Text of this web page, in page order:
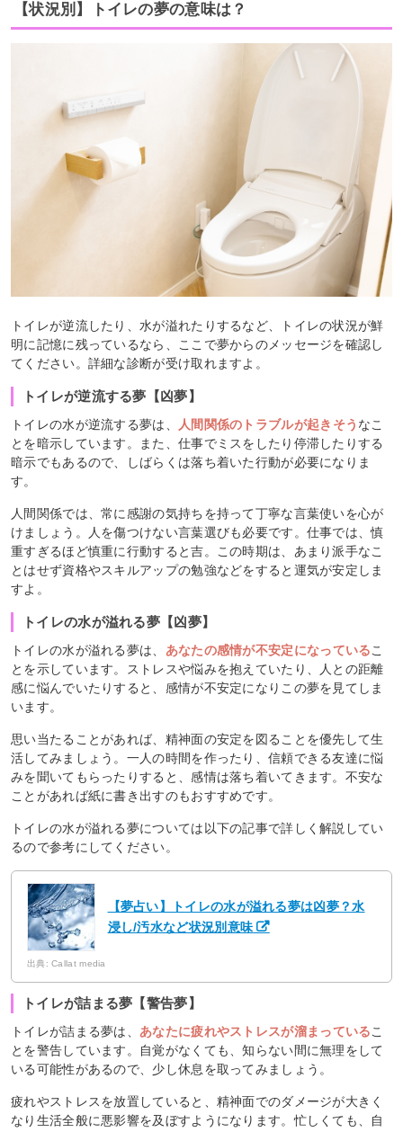
【状況別】トイレの夢の意味は？
トイレが逆流したり、水が溢れたりするなど、トイレの状況が鮮
明に記憶に残っているなら、ここで夢からのメッセージを確認し
てください。詳細な診断が受け取れますよ。
トイレが逆流する夢【凶夢】
トイレの水が逆流する夢は、 人間関係のトラブルが起きそう なこ
とを暗示しています。また、仕事でミスをしたり停滞したりする
暗示でもあるので、しばらくは落ち着いた行動が必要になりま
す。
人間関係では、常に感謝の気持ちを持って丁寧な言葉使いを心が
けましょう。人を傷つけない言葉選びも必要です。仕事では、慎
重すぎるほど慎重に行動すると吉。この時期は、あまり派手なこ
とはせず資格やスキルアップの勉強などをすると運気が安定しま
すよ。
トイレの水が溢れる夢【凶夢】
トイレの水が溢れる夢は、 あなたの感情が不安定になっているこ
とを示しています。ストレスや悩みを抱えていたり、人との距離
感に悩んでいたりすると、感情が不安定になりこの夢を見てしま
います。
思い当たることがあれば、精神面の安定を図ることを優先して生
活してみましょう。一人の時間を作ったり、信頼できる友達に悩
みを聞いてもらったりすると、感情は落ち着いてきます。不安な
ことがあれば紙に書き出すのもおすすめです。
トイレの水が溢れる夢については以下の記事で詳しく解説してい
るので参考にしてください。
【夢占い】トイレの水が溢れる夢は凶夢？水
浸し/汚水など状況別意味
出典: Callat media
トイレが詰まる夢【警告夢】
トイレが詰まる夢は、 あなたに疲れやストレスが溜まっているこ
とを警告しています。自覚がなくても、知らない間に無理をして
いる可能性があるので、少し休息を取ってみましょう。
疲れやストレスを放置していると、精神面でのダメージが大きく
なり生活全般に悪影響を及ぼすようになります。忙しくても、自